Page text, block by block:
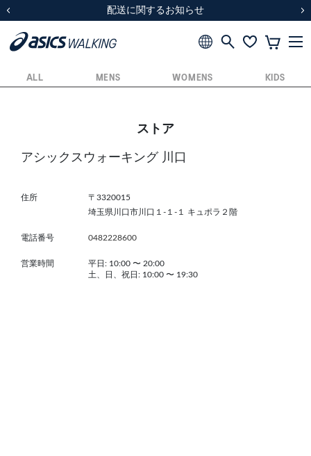
スクスク（SUKU2）価格改定のお知らせ
配送に関するお知らせ
スクスク（SUKU2）価格改定のお知らせ
配送に関するお知らせ
ALL MENS WOMENS KIDS
ストア
アシックスウォーキング 川口
住所
〒3320015
埼玉県川口市川口１-１-１ キュポラ２階
電話番号 0482228600
営業時間 平日: 10:00 〜 20:00
土、日、祝日: 10:00 〜 19:30